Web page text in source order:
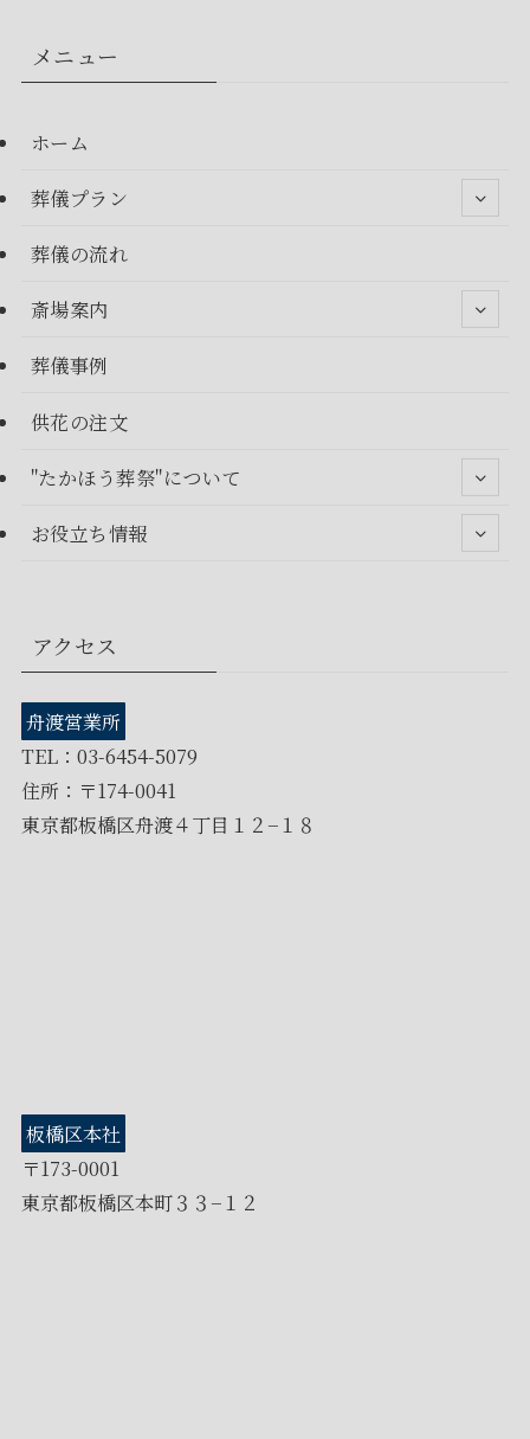
メニュー
ホーム
葬儀プラン
葬儀の流れ
斎場案内
葬儀事例
供花の注文
"たかほう葬祭"について
お役立ち情報
アクセス
舟渡営業所
TEL：03-6454-5079
住所：〒174-0041
東京都板橋区舟渡４丁目１２−１８
板橋区本社
〒173-0001
東京都板橋区本町３３−１２